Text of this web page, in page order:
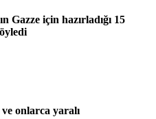
Gazze için hazırladığı 15